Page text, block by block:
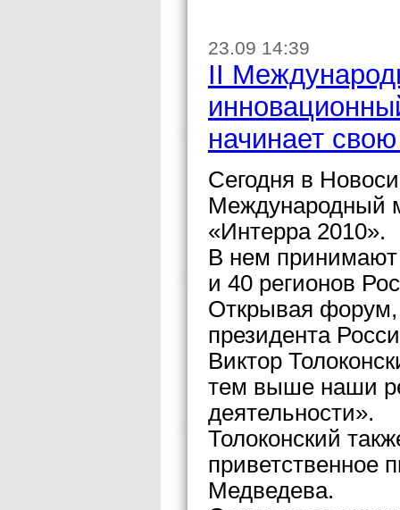
23.09 14:39
II
начинает
Сегодня в
Международный
«Интерра 2010».
В нем принимают
и 40 регионов
Открывая форум,
президента
Виктор
тем выше наши
деятельности».
Толоконский
приветственное
Медведева.